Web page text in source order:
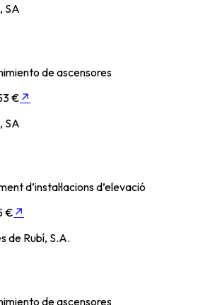
SA
de ascensores
€↗
SA
d’instal·lacions d’elevació
€ ↗
de Rubí, S.A.
de ascensores